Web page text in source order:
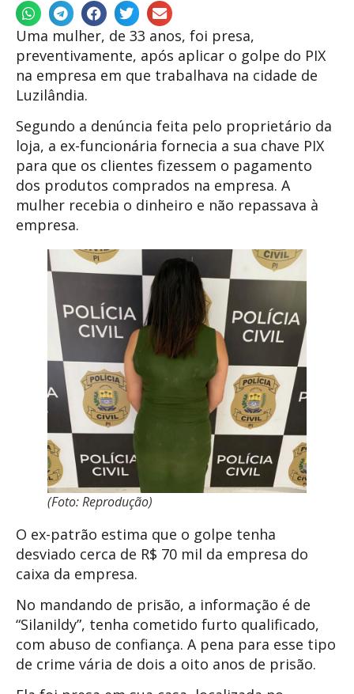
Uma mulher, de 33 anos, foi presa,
preventivamente, após aplicar o golpe do PIX
na empresa em que trabalhava na cidade de
Luzilândia.
Segundo a denúncia feita pelo proprietário da
loja, a ex-funcionária fornecia a sua chave PIX
para que os clientes fizessem o pagamento
dos produtos comprados na empresa. A
mulher recebia o dinheiro e não repassava à
empresa.
(Foto: Reprodução)
O ex-patrão estima que o golpe tenha
desviado cerca de R$ 70 mil da empresa do
caixa da empresa.
No mandando de prisão, a informação é de
“Silanildy”, tenha cometido furto qualificado,
com abuso de confiança. A pena para esse tipo
de crime vária de dois a oito anos de prisão.